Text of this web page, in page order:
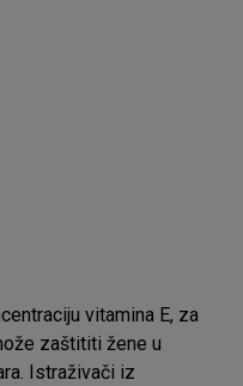
vitamina E, za
zaštititi žene u
Istraživači iz